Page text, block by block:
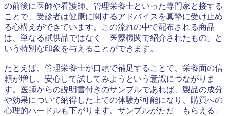
の前後に医師や看護師、管理栄養士といった専門家と接する
ことで、受診者は健康に関するアドバイスを真摯に受け止め
る心構えができています。この流れの中で配布される商品
は、単なる試供品ではなく「医療機関で紹介されたもの」と
いう特別な印象を与えることができます。
たとえば、管理栄養士が口頭で補足することで、栄養面の信
頼が増し、安心して試してみようという意識につながりま
す。医師からの説明書付きのサンプルであれば、製品の成分
や効果について納得した上での体験が可能になり、購買への
心理的ハードルも下がります。サンプルがただ「もらえる」